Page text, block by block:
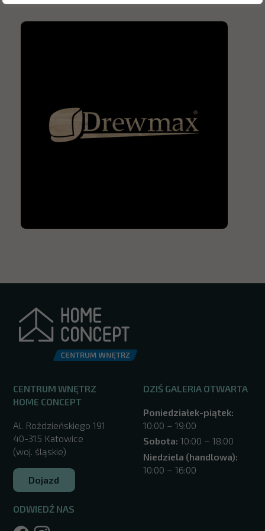
CENTRUM WNĘTRZ
HOME CONCEPT
Al. Roździeńskiego 191
40-315 Katowice
(woj. śląskie)
Dojazd
ODWIEDŹ NAS
DZIŚ GALERIA OTWARTA
Poniedziałek-piątek:
10:00 – 19:00
Sobota: 10:00 – 18:00
Niedziela (handlowa):
10:00 – 16:00